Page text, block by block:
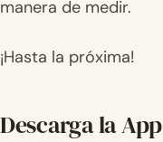
manera de medir.
¡Hasta la próxima!
Descarga la App